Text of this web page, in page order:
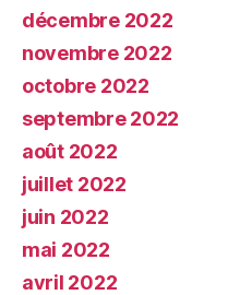
décembre 2022
novembre 2022
octobre 2022
septembre 2022
août 2022
juillet 2022
juin 2022
mai 2022
avril 2022